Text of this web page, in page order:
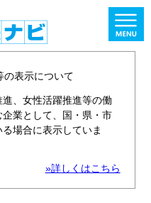
の表示について
、女性活躍推進等の働
業として、国・県・市
場合に表示していま
»詳しくはこちら